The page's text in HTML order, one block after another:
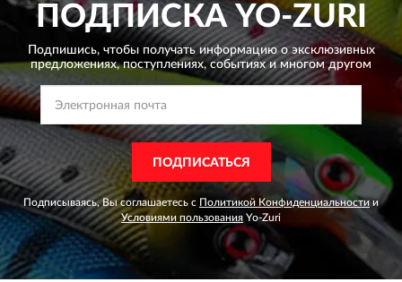
ПОДПИСКАYO-ZURI
Подпишись, чтобы получать информацию о эксклюзивных
предложениях,поступлениях, событиях и многом другом
ПОДПИСАТЬСЯ
Подписываясь, Вы соглашаетесь с Политикой Конфиденциальности и
Условиями пользования Yo-Zuri